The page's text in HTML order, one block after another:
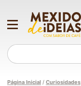
Página Inicial / Curiosidades